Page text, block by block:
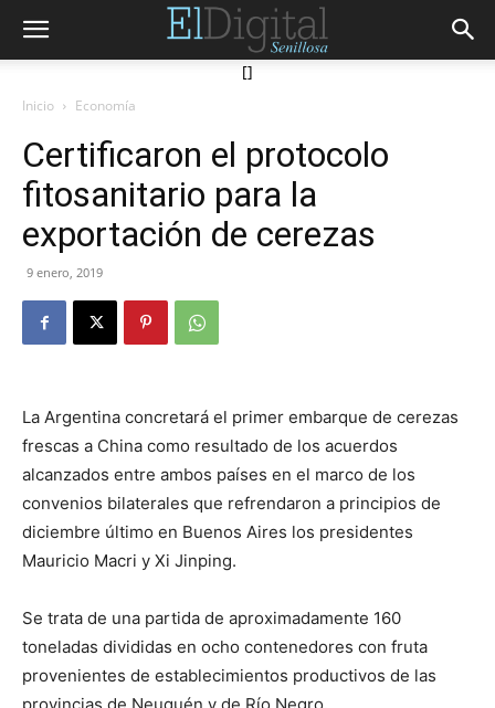
[]
Inicio Economía
Certificaron el protocolo
fitosanitario para la
exportación de cerezas
9 enero, 2019
La Argentina concretará el primer embarque de cerezas
frescas a China como resultado de los acuerdos
alcanzados entre ambos países en el marco de los
convenios bilaterales que refrendaron a principios de
diciembre último en Buenos Aires los presidentes
Mauricio Macri y Xi Jinping.
Se trata de una partida de aproximadamente 160
toneladas divididas en ocho contenedores con fruta
provenientes de establecimientos productivos de las